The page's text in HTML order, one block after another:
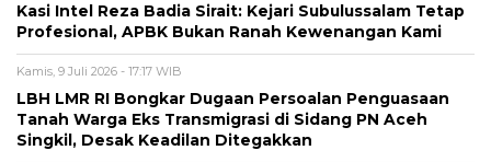
Kasi Intel Reza Badia Sirait: Kejari Subulussalam Tetap
Profesional, APBK Bukan Ranah Kewenangan Kami
Kamis, 9 Juli 2026 - 17:17 WIB
LBH LMR RI Bongkar Dugaan Persoalan Penguasaan
Tanah Warga Eks Transmigrasi di Sidang PN Aceh
Singkil, Desak Keadilan Ditegakkan